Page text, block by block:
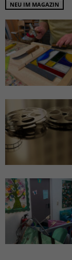
NEU IM MAGAZIN